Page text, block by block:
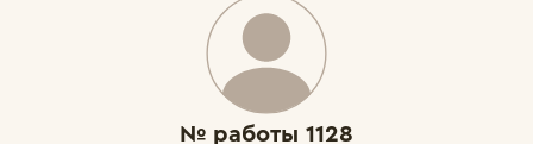
№ работы 1128